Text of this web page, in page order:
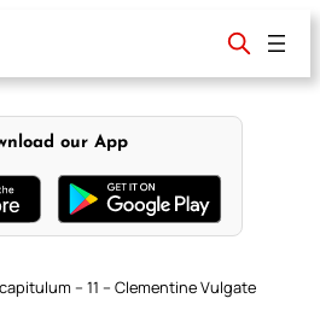
our App
– 11 – Clementine Vulgate